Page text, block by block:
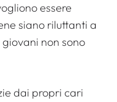
essere
siano riluttanti a
non sono
dai propri cari